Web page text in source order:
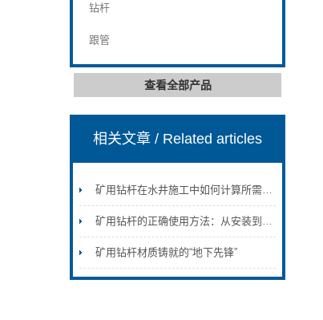
钻杆
跟管
查看全部产品
相关文章/ Related articles
矿用钻杆在水井施工中如何计算所需的扭矩和给进力？
矿用钻杆的正确使用方法：从安装到维护的全流程规范
矿用钻杆材质铸就的“地下先锋”